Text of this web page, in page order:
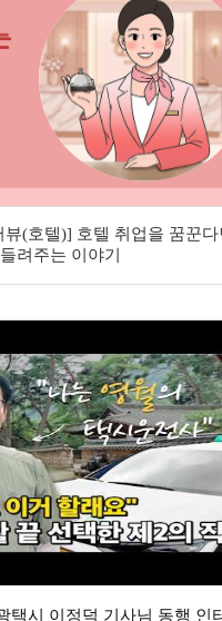
(호텔)] 호텔 취업을 꿈꾼다
려주는 이야기
택시 이정덕 기사님 동행 인